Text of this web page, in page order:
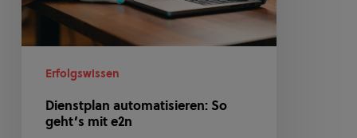
Erfolgswissen
Dienstplan automatisieren: So
geht’s mit e2n